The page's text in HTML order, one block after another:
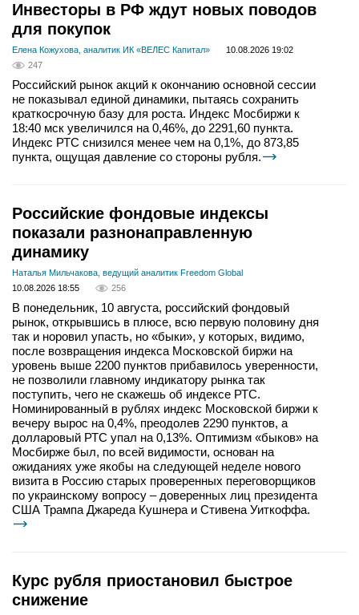
Инвесторы в РФ ждут новых поводов
для покупок
Елена Кожухова, аналитик ИК «ВЕЛЕС Капитал»
10.08.2026 19:02
247
Российский рынок акций к окончанию основной сессии
не показывал единой динамики, пытаясь сохранить
краткосрочную базу для роста. Индекс Мосбиржи к
18:40 мск увеличился на 0,46%, до 2291,60 пункта.
Индекс РТС снизился менее чем на 0,1%, до 873,85
пункта, ощущая давление со стороны рубля.
Российские фондовые индексы
показали разнонаправленную
динамику
Наталья Мильчакова, ведущий аналитик Freedom Global
10.08.2026 18:55
256
В понедельник, 10 августа, российский фондовый
рынок, открывшись в плюсе, всю первую половину дня
так и норовил упасть, но «быки», у которых, видимо,
после возвращения индекса Московской биржи на
уровень выше 2200 пунктов прибавилось уверенности,
не позволили главному индикатору рынка так
поступить, чего не скажешь об индексе РТС.
Номинированный в рублях индекс Московской биржи к
вечеру вырос на 0,4%, преодолев 2290 пунктов, а
долларовый РТС упал на 0,13%. Оптимизм «быков» на
Мосбирже был, по всей видимости, основан на
ожиданиях уже якобы на следующей неделе нового
визита в Россию старых проверенных переговорщиков
по украинскому вопросу – доверенных лиц президента
США Трампа Джареда Кушнера и Стивена Уиткоффа.
Курс рубля приостановил быстрое
снижение